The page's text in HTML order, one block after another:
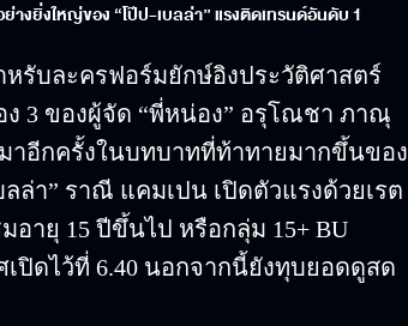
งยิ่งใหญ่ของ “โป๊ป-เบลล่า” แรงติดเทรนด์อันดับ 1
รับละครฟอร์มยักษ์อิงประวัติศาสตร์
ง 3 ของผู้จัด “พี่หน่อง” อรุโณชา ภาณุ
าอีกครั้งในบทบาทที่ท้าทายมากขึ้นของ
ล่า” ราณี แคมเปน เปิดตัวแรงด้วยเรต
อายุ 15 ปีขึ้นไป หรือกลุ่ม 15+ BU
เปิดไว้ที่ 6.40 นอกจากนี้ยังทุบยอดดูสด